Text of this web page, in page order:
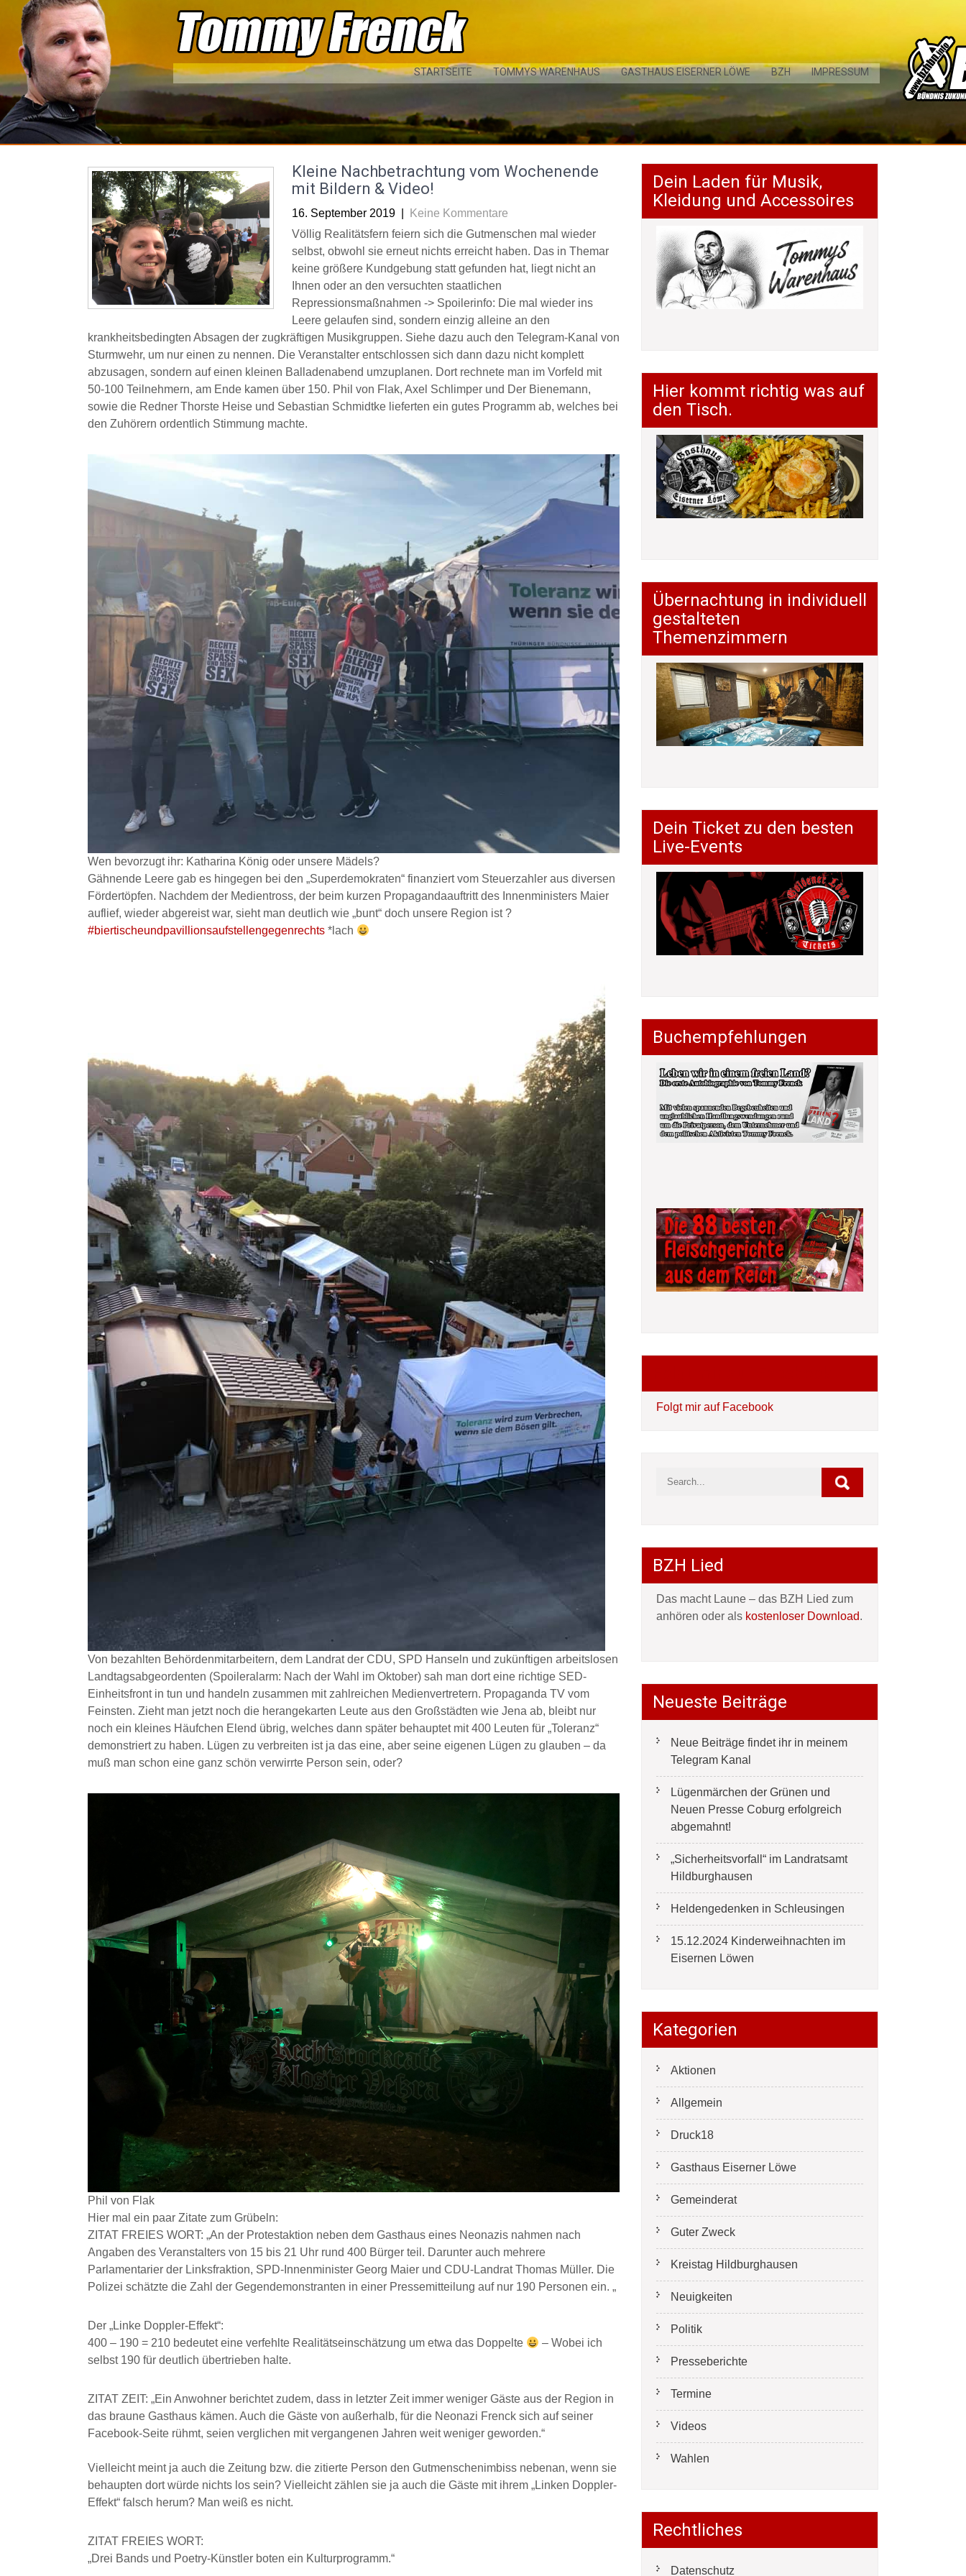
content
STARTSEITE TOMMYS WARENHAUS GASTHAUS EISERNER LÖWE BZH IMPRESSUM
Kleine Nachbetrachtung vom Wochenende
mit Bildern & Video!
16. September 2019
Keine Kommentare
Völlig Realitätsfern feiern sich die Gutmenschen mal wieder
selbst, obwohl sie erneut nichts erreicht haben. Das in Themar
keine größere Kundgebung statt gefunden hat, liegt nicht an
Ihnen oder an den versuchten staatlichen
Repressionsmaßnahmen -> Spoilerinfo: Die mal wieder ins
Leere gelaufen sind, sondern einzig alleine an den
krankheitsbedingten Absagen der zugkräftigen Musikgruppen. Siehe dazu auch den Telegram-Kanal von
Sturmwehr, um nur einen zu nennen. Die Veranstalter entschlossen sich dann dazu nicht komplett
abzusagen, sondern auf einen kleinen Balladenabend umzuplanen. Dort rechnete man im Vorfeld mit
50-100 Teilnehmern, am Ende kamen über 150. Phil von Flak, Axel Schlimper und Der Bienemann,
sowie die Redner Thorste Heise und Sebastian Schmidtke lieferten ein gutes Programm ab, welches bei
den Zuhörern ordentlich Stimmung machte.
Wen bevorzugt ihr: Katharina König oder unsere Mädels?
Gähnende Leere gab es hingegen bei den „Superdemokraten“ finanziert vom Steuerzahler aus diversen
Fördertöpfen. Nachdem der Medientross, der beim kurzen Propagandaauftritt des Innenministers Maier
auflief, wieder abgereist war, sieht man deutlich wie „bunt“ doch unsere Region ist ?
#biertischeundpavillionsaufstellengegenrechts *lach
Von bezahlten Behördenmitarbeitern, dem Landrat der CDU, SPD Hanseln und zukünftigen arbeitslosen
Landtagsabgeordenten (Spoileralarm: Nach der Wahl im Oktober) sah man dort eine richtige SED-
Einheitsfront in tun und handeln zusammen mit zahlreichen Medienvertretern. Propaganda TV vom
Feinsten. Zieht man jetzt noch die herangekarten Leute aus den Großstädten wie Jena ab, bleibt nur
noch ein kleines Häufchen Elend übrig, welches dann später behauptet mit 400 Leuten für „Toleranz“
demonstriert zu haben. Lügen zu verbreiten ist ja das eine, aber seine eigenen Lügen zu glauben – da
muß man schon eine ganz schön verwirrte Person sein, oder?
Phil von Flak
Hier mal ein paar Zitate zum Grübeln:
ZITAT FREIES WORT: „An der Protestaktion neben dem Gasthaus eines Neonazis nahmen nach
Angaben des Veranstalters von 15 bis 21 Uhr rund 400 Bürger teil. Darunter auch mehrere
Parlamentarier der Linksfraktion, SPD-Innenminister Georg Maier und CDU-Landrat Thomas Müller. Die
Polizei schätzte die Zahl der Gegendemonstranten in einer Pressemitteilung auf nur 190 Personen ein. „
Der „Linke Doppler-Effekt“:
400 – 190 = 210 bedeutet eine verfehlte Realitätseinschätzung um etwa das Doppelte
– Wobei ich
selbst 190 für deutlich übertrieben halte.
ZITAT ZEIT: „Ein Anwohner berichtet zudem, dass in letzter Zeit immer weniger Gäste aus der Region in
das braune Gasthaus kämen. Auch die Gäste von außerhalb, für die Neonazi Frenck sich auf seiner
Facebook-Seite rühmt, seien verglichen mit vergangenen Jahren weit weniger geworden.“
Vielleicht meint ja auch die Zeitung bzw. die zitierte Person den Gutmenschenimbiss nebenan, wenn sie
behaupten dort würde nichts los sein? Vielleicht zählen sie ja auch die Gäste mit ihrem „Linken Doppler-
Effekt“ falsch herum? Man weiß es nicht.
ZITAT FREIES WORT:
„Drei Bands und Poetry-Künstler boten ein Kulturprogramm.“
Dein Laden für Musik,
Kleidung und Accessoires
Hier kommt richtig was auf
den Tisch.
Übernachtung in individuell
gestalteten
Themenzimmern
Dein Ticket zu den besten
Live-Events
Buchempfehlungen
Folgt mir auf Facebook
BZH Lied
Das macht Laune – das BZH Lied zum
anhören oder als kostenloser Download.
Neueste Beiträge
Neue Beiträge findet ihr in meinem
Telegram Kanal
Lügenmärchen der Grünen und
Neuen Presse Coburg erfolgreich
abgemahnt!
„Sicherheitsvorfall“ im Landratsamt
Hildburghausen
Heldengedenken in Schleusingen
15.12.2024 Kinderweihnachten im
Eisernen Löwen
Kategorien
Aktionen
Allgemein
Druck18
Gasthaus Eiserner Löwe
Gemeinderat
Guter Zweck
Kreistag Hildburghausen
Neuigkeiten
Politik
Presseberichte
Termine
Videos
Wahlen
Rechtliches
Datenschutz